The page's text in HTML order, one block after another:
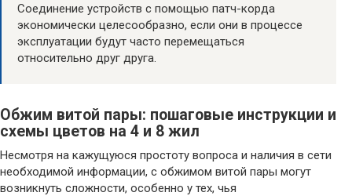
Соединение устройств с помощью патч-корда
экономически целесообразно, если они в процессе
эксплуатации будут часто перемещаться
относительно друг друга.
Обжим витой пары: пошаговые инструкции и
схемы цветов на 4 и 8 жил
Несмотря на кажущуюся простоту вопроса и наличия в сети
необходимой информации, с обжимом витой пары могут
возникнуть сложности, особенно у тех, чья